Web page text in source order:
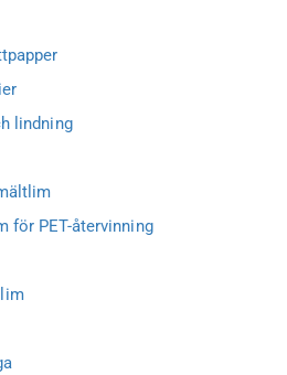
lindning
för PET-återvinning